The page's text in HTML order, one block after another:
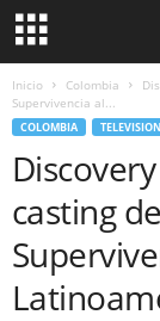
Inicio Colombia
Supervivencia al...
COLOMBIA TELEVISION
casting